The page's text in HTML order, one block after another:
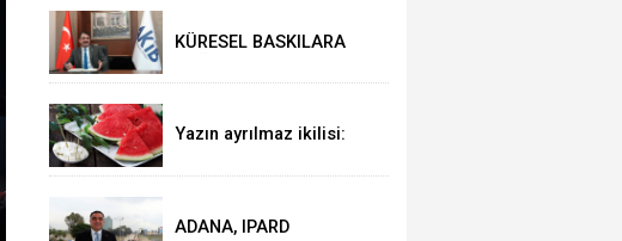
KÜRESEL BASKILARA
293,3 MİLYON DOLARLIK
Yazın ayrılmaz ikilisi:
ADANA, IPARD